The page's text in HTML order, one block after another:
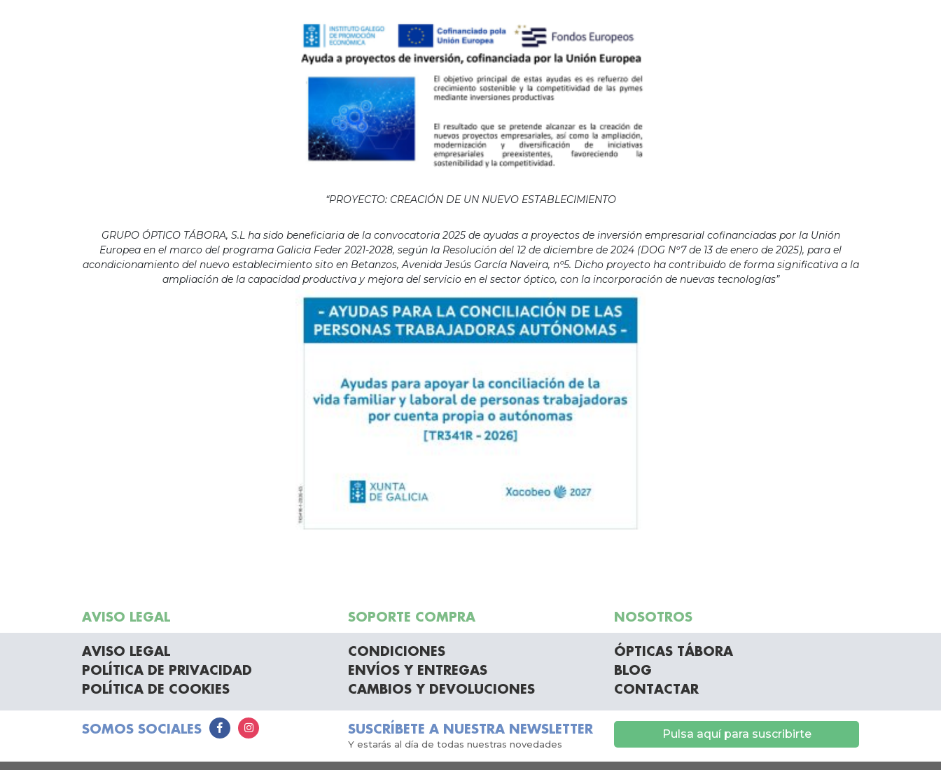
“PROYECTO: CREACIÓN DE UN NUEVO ESTABLECIMIENTO
GRUPO ÓPTICO TÁBORA, S.L ha sido beneficiaria de la convocatoria 2025 de ayudas a proyectos de inversión empresarial cofinanciadas por la Unión
Europea en el marco del programa Galicia Feder 2021-2028, según la Resolución del 12 de diciembre de 2024 (DOG Nº7 de 13 de enero de 2025), para el
acondicionamiento del nuevo establecimiento sito en Betanzos, Avenida Jesús García Naveira, nº5. Dicho proyecto ha contribuido de forma significativa a la
ampliación de la capacidad productiva y mejora del servicio en el sector óptico, con la incorporación de nuevas tecnologías”
AVISO LEGAL SOPORTE COMPRA NOSOTROS
AVISO LEGAL
POLÍTICA DE PRIVACIDAD
POLÍTICA DE COOKIES
CONDICIONES
ENVÍOS Y ENTREGAS
CAMBIOS Y DEVOLUCIONES
ÓPTICAS TÁBORA
BLOG
CONTACTAR
SOMOS SOCIALES SUSCRÍBETE A NUESTRA NEWSLETTER
Y estarás al día de todas nuestras novedades
Pulsa aquí para suscribirte